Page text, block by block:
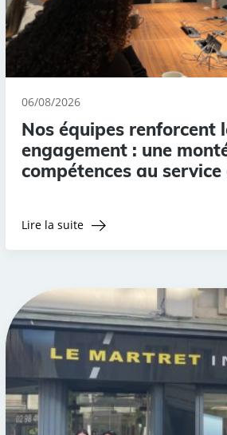
06/08/2026
Nos équipes renforcent
engagement : une
compétences au
Lire la suite